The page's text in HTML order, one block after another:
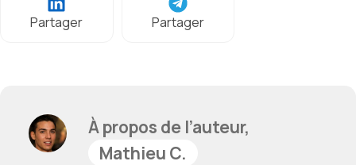
Partager Partager
À propos de l’auteur,
Mathieu C.